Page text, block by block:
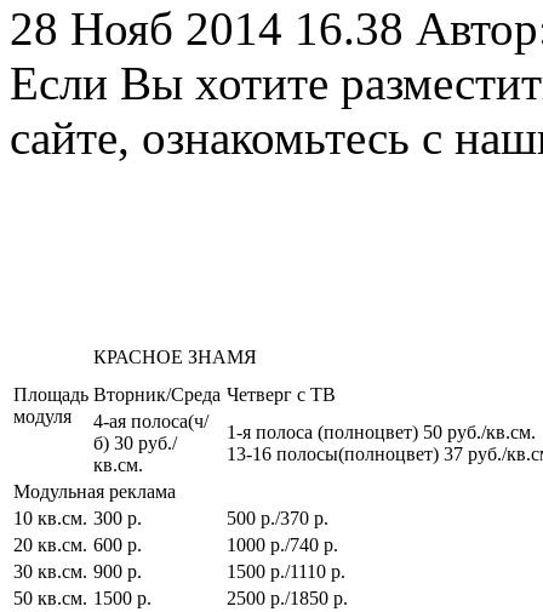
28 Нояб 2014 16.38
Если Вы хотите
сайте, ознакомьтесь с
Площадь
модуля
КРАСНОЕ ЗНАМЯ
Вторник/Среда Четверг с ТВ
4-ая полоса(ч/
б) 30 руб./
кв.см.
1-я полоса (полноцвет) 50 руб./кв.см.
13-16 полосы(полноцвет) 37 руб./
Модульная реклама
10 кв.см. 300 р.
500 р./370 р.
20 кв.см. 600 р.
1000 р./740 р.
30 кв.см. 900 р.
1500 р./1110 р.
50 кв.см. 1500 р.
2500 р./1850 р.